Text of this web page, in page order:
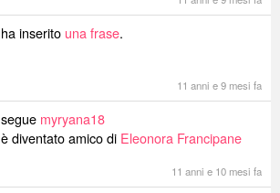
ha inserito una frase.
11 anni e 9 mesi fa
segue myryana18
è diventato amico di Eleonora Francipane
11 anni e 10 mesi fa